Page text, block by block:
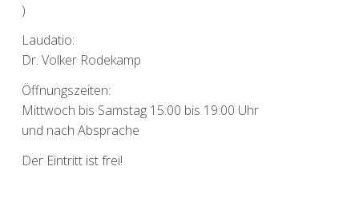
)
Laudatio:
Dr. Volker Rodekamp
Öffnungszeiten:
Mittwoch bis Samstag 15:00 bis 19:00 Uhr
und nach Absprache
Der Eintritt ist frei!